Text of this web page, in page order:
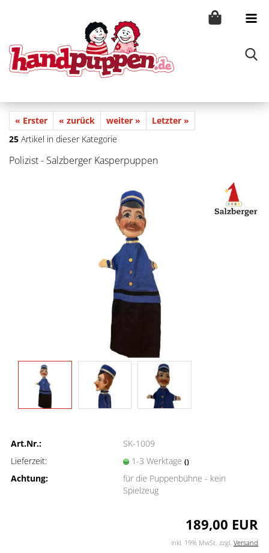
« Erster « zurück weiter »
Letzter »
25 Artikel in dieser Kategorie
Polizist - Salzberger Kasperpuppen
Art.Nr.:
SK-1009
Lieferzeit:
1-3 Werktage ()
Achtung:
für die Puppenbühne - kein
Spielzeug
189,00 EUR
inkl. 19% MwSt. zzgl. Versand